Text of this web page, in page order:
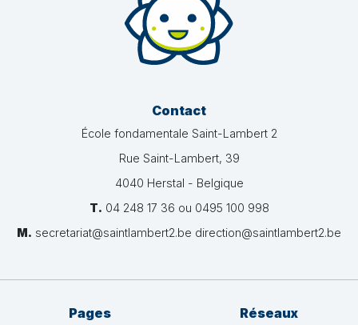
Contact
École fondamentale Saint-Lambert 2
Rue Saint-Lambert, 39
4040 Herstal - Belgique
T. 04 248 17 36 ou 0495 100 998
M. secretariat@saintlambert2.be direction@saintlambert2.be
Pages Réseaux